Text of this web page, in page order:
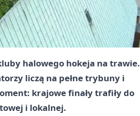
halowego hokeja na trawie.
liczą na pełne trybuny i
krajowe finały trafiły do
i lokalnej.